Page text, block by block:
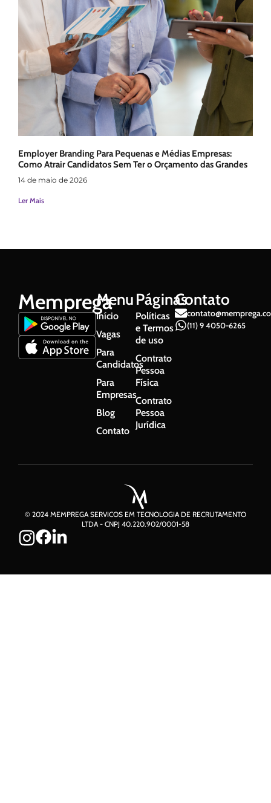
Employer Branding Para Pequenas e Médias Empresas:
Como Atrair Candidatos Sem Ter o Orçamento das Grandes
14 de maio de 2026
Ler Mais
MempregaMenu
Início
Vagas
Para
Candidatos
Para
Empresas
Blog
Contato
Páginas
Políticas
e Termos
de uso
Contrato
Pessoa
Física
Contrato
Pessoa
Jurídica
Contato
(11) 9 4050-6265
© 2024 MEMPREGA SERVICOS EM TECNOLOGIA DE RECRUTAMENTO
LTDA - CNPJ 40.220.902/0001-58